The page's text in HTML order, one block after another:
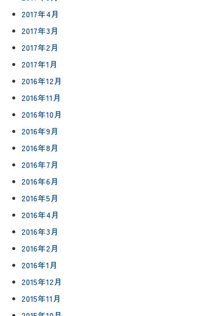
2017年4月
2017年3月
2017年2月
2017年1月
2016年12月
2016年11月
2016年10月
2016年9月
2016年8月
2016年7月
2016年6月
2016年5月
2016年4月
2016年3月
2016年2月
2016年1月
2015年12月
2015年11月